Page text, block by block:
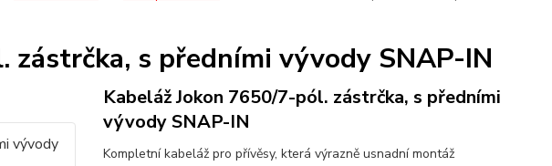
zástrčka, s předními vývody SNAP-IN
Kabeláž Jokon 7650/7-pól. zástrčka, s předními
vývody SNAP-IN
Kompletní kabeláž pro přívěsy, která výrazně usnadní montáž